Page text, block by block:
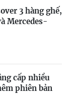
3 hàng ghế,
Mercedes-
cấp nhiều
phiên bản